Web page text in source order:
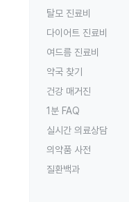
탈모 진료비
다이어트 진료비
여드름 진료비
약국 찾기
건강 매거진
1분 FAQ
실시간 의료상담
의약품 사전
질환백과